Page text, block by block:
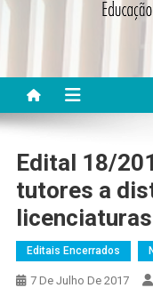
DEAD
Edital 18/
tutores a
licenciaturas
Editais Encerrados
7 De Julho De 2017